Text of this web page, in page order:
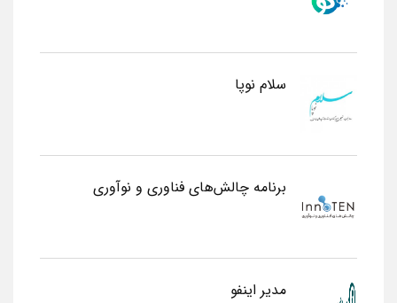
سلام نوپا
برنامه چالش‌های فناوری و نوآوری
مدیر اینفو